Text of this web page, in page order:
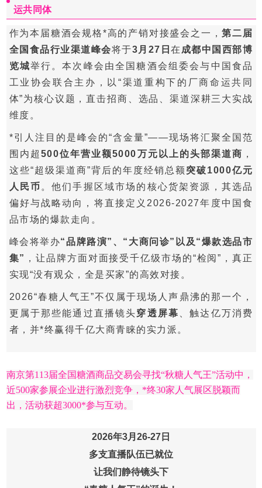
运共同体
作为本届糖酒会规格*高的产销对接盛会之一，第二届
全国食品行业渠道峰会将于3月27日在 成都中国西部博
览城举行。本次峰会由全国糖酒会组委会与中国食品
工业协会联合主办，以“渠道重构下的厂商命运共同
体”为核心议题，直击招商、选品、渠道深耕三大实战
维度。
*引人注目的是峰会的“含金量”——现场将汇聚全国范
围内超 500位年营业额5000万元以上的头部渠道商 ，
这些“超级渠道商”背后的年度经销总额突破1000亿元
人民币 。他们手握区域市场的核心货架资源，其选品
偏好与战略动向，将直接定义2026-2027年度中国食
品市场的爆款走向。
峰会将举办“品牌路演”、“大商问诊”以及“爆款选品市
集” ，让品牌方面对面接受千亿级市场的“检阅”，真正
实现“没有观众，全是买家”的高效对接。
2026“春糖人气王”不仅属于现场人声鼎沸的那一个，
更属于那些能通过直播镜头穿透屏幕
、触达亿万消费
者，并*终赢得千亿大商青睐的实力派。
南京第113届全国糖酒商品交易会寻找“秋糖人气王”活动中，
近500家参展企业进行激烈竞争，*终30家人气展区脱颖而
出，活动获超3000*参与互动。
2026年3月26-27日
多支直播队伍已就位
让我们静待镜头下